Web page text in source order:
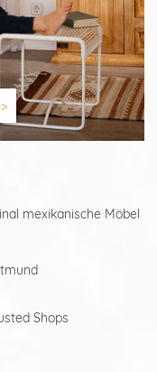
mexikanische Möbel
Shops